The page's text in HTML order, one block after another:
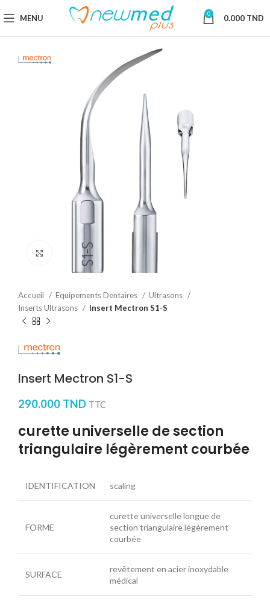
MENU 0 0.000 TND
Cliquez pour agrandir
Accueil Equipements Dentaires
Ultrasons
Inserts Ultrasons
Insert Mectron S1-S
Insert Mectron S1-S
290.000 TND TTC
curette universelle de section
triangulaire légèrement courbée
IDENTIFICATION scaling
FORME
curette universelle longue de
section triangulaire légèrement
courbée
SURFACE
revêtement en acier inoxydable
médical